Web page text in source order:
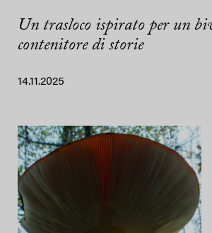
Un trasloco ispirato per un
contenitore di storie
14.11.2025